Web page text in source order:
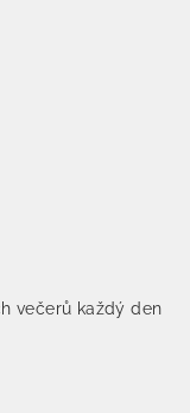
večerů každý den